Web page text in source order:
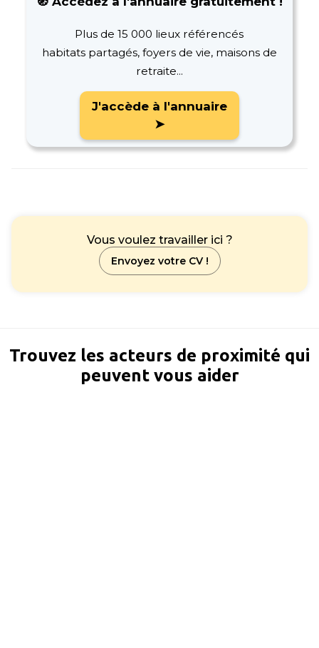
Plus de 15 000 lieux référencés
habitats partagés, foyers de vie, maisons de
retraite...
J'accède à l'annuaire
➤
Vous voulez travailler ici ?
Envoyez votre CV !
Trouvez les acteurs de proximité qui
peuvent vous aider